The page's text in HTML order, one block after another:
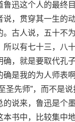
迅这个人的最终
，贯穿其一生的
人说，五十不
以有七十三，八
，就是要取代孔
是我的为人师表
圣先师”，而不是
的说来，鲁迅是个
书中，比较集中